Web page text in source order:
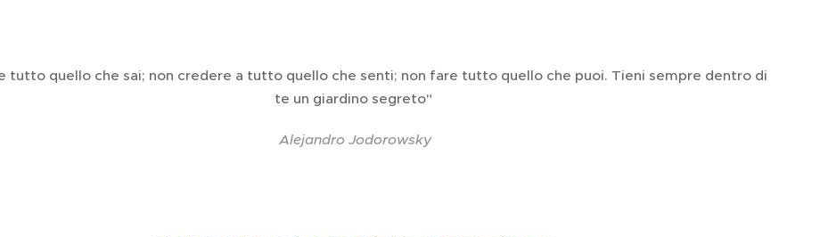
tutto quello che sai; non credere a tutto quello che senti; non fare tutto quello che puoi. Tieni sempre dentro di
te un giardino segreto"
Alejandro Jodorowsky